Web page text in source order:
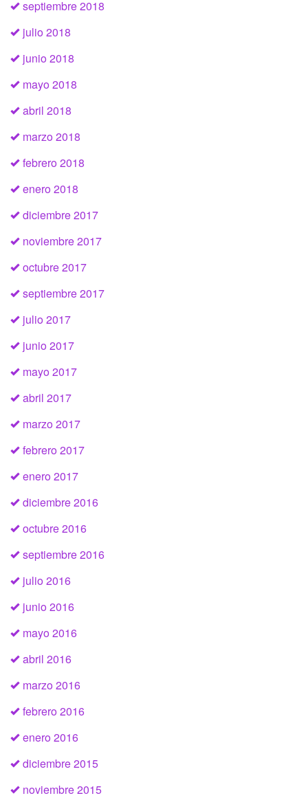
septiembre 2018
julio 2018
junio 2018
mayo 2018
abril 2018
marzo 2018
febrero 2018
enero 2018
diciembre 2017
noviembre 2017
octubre 2017
septiembre 2017
julio 2017
junio 2017
mayo 2017
abril 2017
marzo 2017
febrero 2017
enero 2017
diciembre 2016
octubre 2016
septiembre 2016
julio 2016
junio 2016
mayo 2016
abril 2016
marzo 2016
febrero 2016
enero 2016
diciembre 2015
noviembre 2015